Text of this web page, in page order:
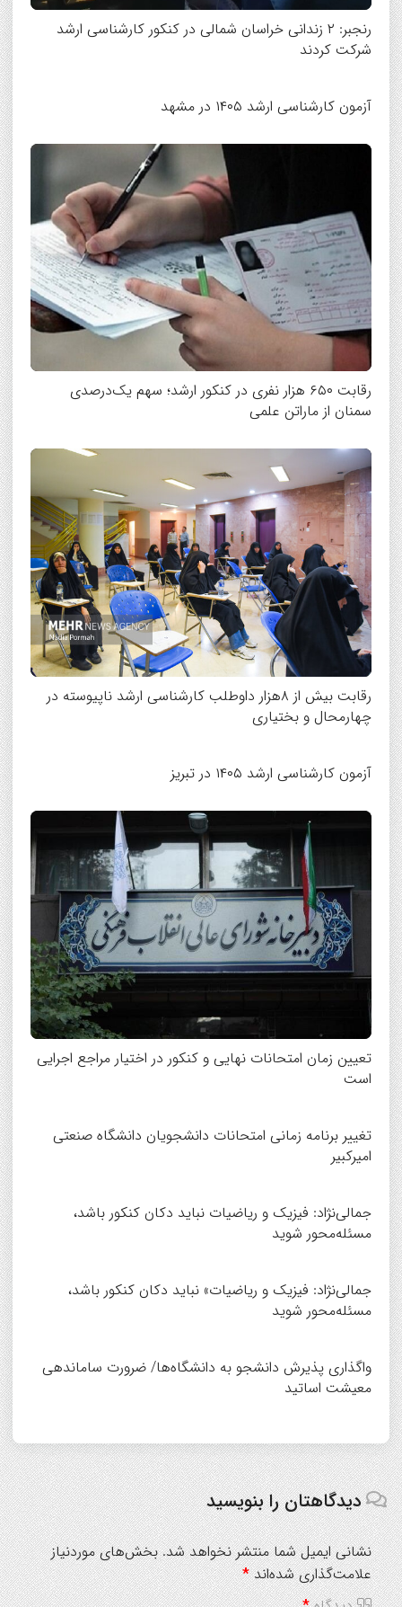
رنجبر: ۲ زندانی خراسان شمالی در کنکور کارشناسی ارشد
شرکت کردند
آزمون کارشناسی ارشد ۱۴۰۵ در مشهد
رقابت ۶۵۰ هزار نفری در کنکور ارشد؛ سهم یک‌درصدی
سمنان از ماراتن علمی
رقابت بیش از ۸هزار داوطلب کارشناسی ارشد ناپیوسته در
چهارمحال و بختیاری
آزمون کارشناسی ارشد ۱۴۰۵ در تبریز
تعیین زمان امتحانات نهایی و کنکور در اختیار مراجع اجرایی
است
تغییر برنامه زمانی امتحانات دانشجویان دانشگاه صنعتی
امیرکبیر
جمالی‌نژاد: فیزیک و ریاضیات نباید دکان کنکور باشد،
مسئله‌محور شوید
جمالی‌نژاد: فیزیک و ریاضیات» نباید دکان کنکور باشد،
مسئله‌محور شوید
واگذاری پذیرش دانشجو به دانشگاه‌ها/ ضرورت ساماندهی
معیشت اساتید
دیدگاهتان را بنویسید
نشانی ایمیل شما منتشر نخواهد شد. بخش‌های موردنیاز
علامت‌گذاری شده‌اند*